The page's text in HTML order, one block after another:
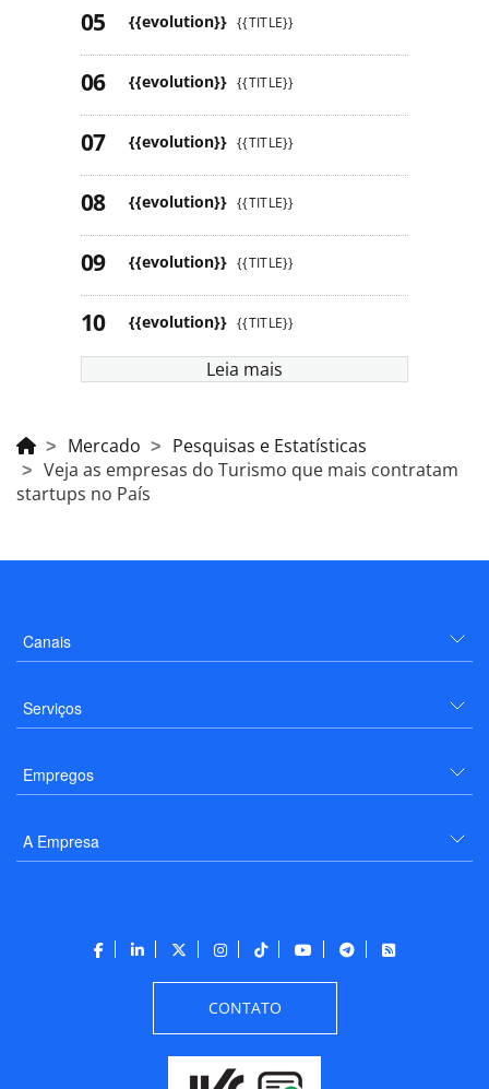
{{evolution}} {{TITLE}}
{{evolution}} {{TITLE}}
{{evolution}} {{TITLE}}
{{evolution}} {{TITLE}}
{{evolution}} {{TITLE}}
{{evolution}} {{TITLE}}
Leia mais
Mercado
Pesquisas e Estatísticas
Veja as empresas do Turismo que mais contratam
startups no País
Canais
Serviços
Empregos
A Empresa
CONTATO